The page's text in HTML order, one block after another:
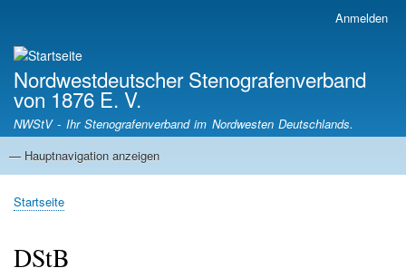
Anmelden
Nordwestdeutscher Stenografenverband
von 1876 E. V.
NWStV - Ihr Stenografenverband im Nordwesten Deutschlands.
Hauptnavigation
— Hauptnavigation anzeigen
Startseite
Mitgliedsvereine
Termine
Satzung
Pfadnavigation
Startseite
DStB